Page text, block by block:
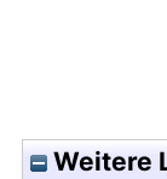
Weitere